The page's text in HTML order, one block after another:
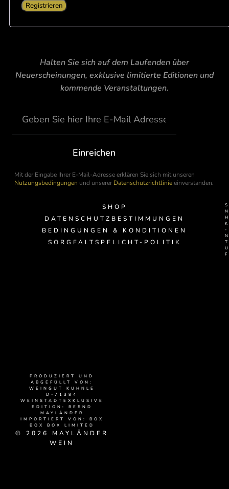
Registrieren
Halten Sie sich auf dem Laufenden über
Neuerscheinungen, exklusive limitierte Editionen und
kommende Veranstaltungen.
Einreichen
Mit der Eingabe Ihrer E-Mail-Adresse erklären Sie sich mit unseren
Nutzungsbedingungen und unserer Datenschutzrichtlinieeinverstanden.
SHOP
DATENSCHUTZBESTIMMUNGEN
BEDINGUNGEN & KONDITIONEN
SORGFALTSPFLICHT-POLITIK
-
PRODUZIERT UND
ABGEFÜLLT VON:
WEINGUT KUHNLE
D-71384
WEINSTADTEXKLUSIVE
EDITION: BERND
MAYLÄNDER
IMPORTIERT VON: BOX
BOX BOX LIMITED
© 2026 MAYLÄNDER
WEIN